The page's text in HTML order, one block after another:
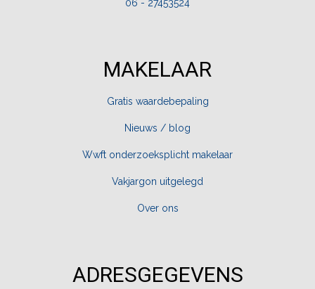
06 - 27453524
MAKELAAR
Gratis waardebepaling
Nieuws / blog
Wwft onderzoeksplicht makelaar
Vakjargon uitgelegd
Over ons
ADRESGEGEVENS